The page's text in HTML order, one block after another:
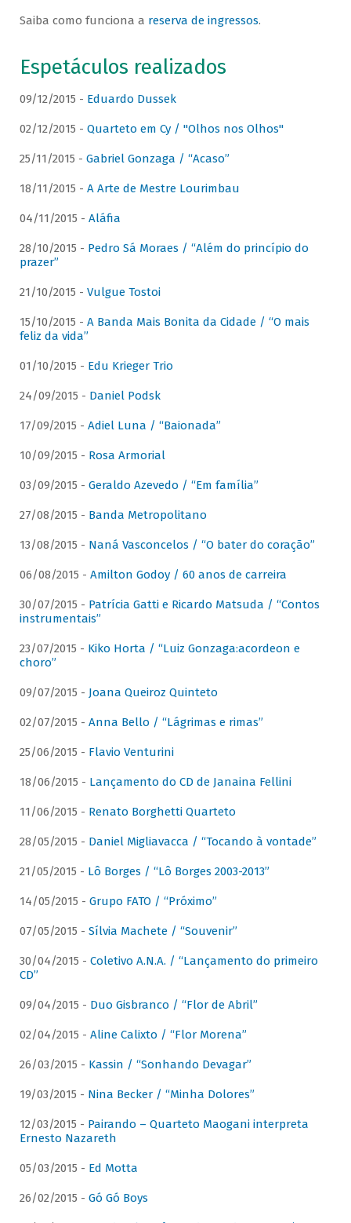
Saiba como funciona a reserva de ingressos.
Espetáculos realizados
09/12/2015 - Eduardo Dussek
02/12/2015 - Quarteto em Cy / "Olhos nos Olhos"
25/11/2015 - Gabriel Gonzaga / “Acaso”
18/11/2015 - A Arte de Mestre Lourimbau
04/11/2015 - Aláfia
28/10/2015 - Pedro Sá Moraes / “Além do princípio do
prazer”
21/10/2015 - Vulgue Tostoi
15/10/2015 - A Banda Mais Bonita da Cidade / “O mais
feliz da vida”
01/10/2015 - Edu Krieger Trio
24/09/2015 - Daniel Podsk
17/09/2015 - Adiel Luna / “Baionada”
10/09/2015 - Rosa Armorial
03/09/2015 - Geraldo Azevedo / “Em família”
27/08/2015 - Banda Metropolitano
13/08/2015 - Naná Vasconcelos / “O bater do coração”
06/08/2015 - Amilton Godoy / 60 anos de carreira
30/07/2015 - Patrícia Gatti e Ricardo Matsuda / “Contos
instrumentais”
23/07/2015 - Kiko Horta / “Luiz Gonzaga:acordeon e
choro”
09/07/2015 - Joana Queiroz Quinteto
02/07/2015 - Anna Bello / “Lágrimas e rimas”
25/06/2015 - Flavio Venturini
18/06/2015 - Lançamento do CD de Janaina Fellini
11/06/2015 - Renato Borghetti Quarteto
28/05/2015 - Daniel Migliavacca / “Tocando à vontade”
21/05/2015 - Lô Borges / “Lô Borges 2003-2013”
14/05/2015 - Grupo FATO / “Próximo”
07/05/2015 - Sílvia Machete / “Souvenir”
30/04/2015 - Coletivo A.N.A. / “Lançamento do primeiro
CD”
09/04/2015 - Duo Gisbranco / “Flor de Abril”
02/04/2015 - Aline Calixto / “Flor Morena”
26/03/2015 - Kassin / “Sonhando Devagar”
19/03/2015 - Nina Becker / “Minha Dolores”
12/03/2015 - Pairando – Quarteto Maogani interpreta
Ernesto Nazareth
05/03/2015 - Ed Motta
26/02/2015 - Gó Gó Boys